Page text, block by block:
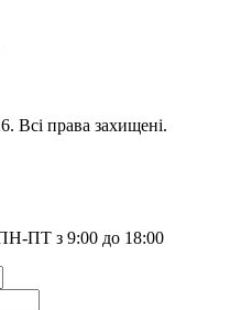
Всі права захищені.
ПТ з 9:00 до 18:00